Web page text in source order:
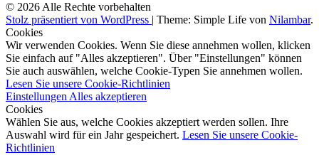
© 2026 Alle Rechte vorbehalten
Stolz präsentiert von WordPress | Theme: Simple Life von Nilambar.
Cookies
Wir verwenden Cookies. Wenn Sie diese annehmen wollen, klicken
Sie einfach auf "Alles akzeptieren". Über "Einstellungen" können
Sie auch auswählen, welche Cookie-Typen Sie annehmen wollen.
Lesen Sie unsere Cookie-Richtlinien
Einstellungen Alles akzeptieren
Cookies
Wählen Sie aus, welche Cookies akzeptiert werden sollen. Ihre
Auswahl wird für ein Jahr gespeichert. Lesen Sie unsere Cookie-
Richtlinien